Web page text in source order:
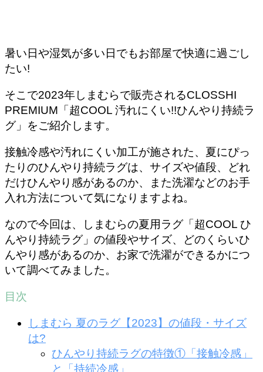
暑い日や湿気が多い日でもお部屋で快適に過ごし
たい!
そこで2023年しまむらで販売されるCLOSSHI
PREMIUM「超COOL 汚れにくい!!ひんやり持続ラ
グ」をご紹介します。
接触冷感や汚れにくい加工が施された、夏にぴっ
たりのひんやり持続ラグは、サイズや値段、どれ
だけひんやり感があるのか、また洗濯などのお手
入れ方法について気になりますよね。
なので今回は、しまむらの夏用ラグ「超COOL ひ
んやり持続ラグ」の値段やサイズ、どのくらいひ
んやり感があるのか、お家で洗濯ができるかにつ
いて調べてみました。
目次
しまむら 夏のラグ【2023】の値段・サイズ
は?
ひんやり持続ラグの特徴①「接触冷感」
と「持続冷感」